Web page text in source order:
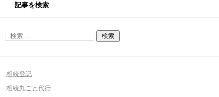
記事を検索
相続登記
相続丸ごと代行